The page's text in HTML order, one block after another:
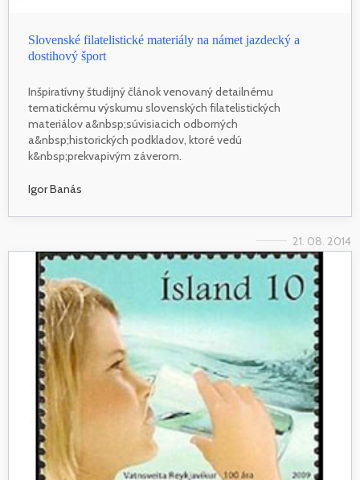
Slovenské filatelistické materiály na námet jazdecký a
dostihový šport
Inšpiratívny študijný článok venovaný detailnému
tematickému výskumu slovenských filatelistických
materiálov a&nbsp;súvisiacich odborných
a&nbsp;historických podkladov, ktoré vedú
k&nbsp;prekvapivým záverom.
Igor Banás
21. 08. 2014